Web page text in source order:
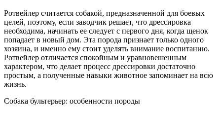
Ротвейлер считается собакой, предназначенной для боевых
целей, поэтому, если заводчик решает, что дрессировка
необходима, начинать ее следует с первого дня, когда щенок
попадает в новый дом. Эта порода признает только одного
хозяина, и именно ему стоит уделять внимание воспитанию.
Ротвейлер отличается спокойным и уравновешенным
характером, что делает процесс дрессировки достаточно
простым, а полученные навыки животное запоминает на всю
жизнь.
Собака бультерьер: особенности породы